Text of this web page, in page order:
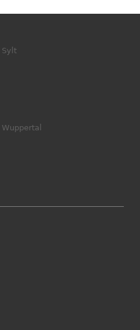
Sylt
Wuppertal